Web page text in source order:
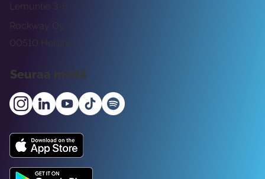
Rockway Oy
Lemuntie 3-5
00510 Helsinki
Seuraa meitä